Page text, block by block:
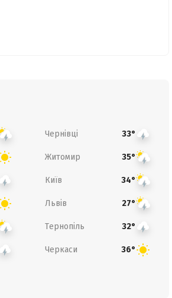
Чернівці 33°
Житомир 35°
Київ 34°
Львів 27°
Тернопіль 32°
Черкаси 36°